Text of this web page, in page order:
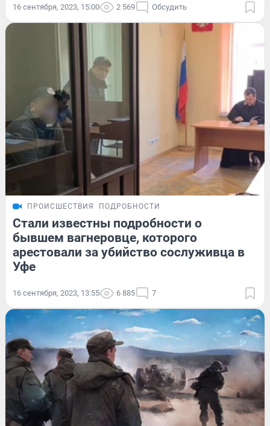
16 сентября, 2023, 15:00 2 569 Обсудить
ПРОИСШЕСТВИЯ ПОДРОБНОСТИ
Стали известны подробности о
бывшем вагнеровце, которого
арестовали за убийство сослуживца в
Уфе
16 сентября, 2023, 13:55 6 885 7